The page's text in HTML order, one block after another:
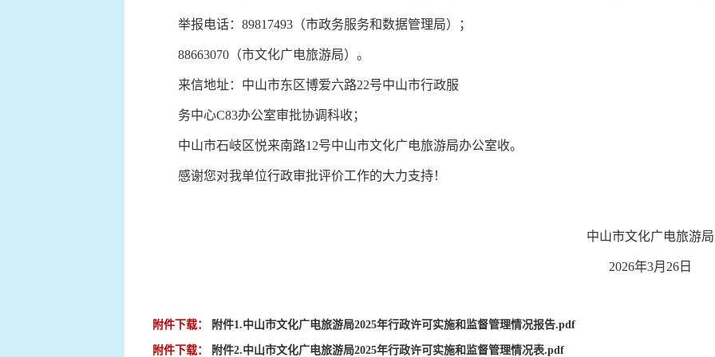
举报电话：89817493（市政务服务和数据管理局）；
88663070（市文化广电旅游局）。
来信地址：中山市东区博爱六路22号中山市行政服
务中心C83办公室审批协调科收；
中山市石岐区悦来南路12号中山市文化广电旅游局办公室收。
感谢您对我单位行政审批评价工作的大力支持！
中山市文化广电旅游
2026年3月26日
附件下载： 附件1.中山市文化广电旅游局2025年行政许可实施和监督管理情况报告.pdf
附件下载： 附件2.中山市文化广电旅游局2025年行政许可实施和监督管理情况表.pdf